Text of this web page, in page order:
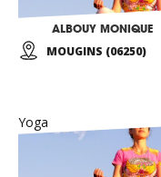
ALBOUY MONIQUE
MOUGINS (06250)
Yoga